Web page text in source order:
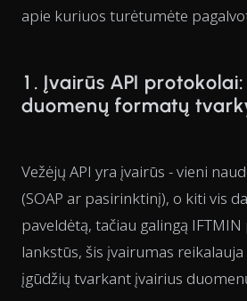
apie kuriuos turėtumėte
1. Įvairūs API
duomenų formatų
Vežėjų API yra įvairūs - vieni
(SOAP ar pasirinktinį), o kiti vis
paveldėtą, tačiau galingą IFTMIN
lankstūs, šis įvairumas
įgūdžių tvarkant įvairius